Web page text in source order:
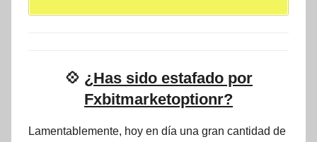
💠 ¿Has sido estafado por
Fxbitmarketoptionr?
Lamentablemente, hoy en día una gran cantidad de